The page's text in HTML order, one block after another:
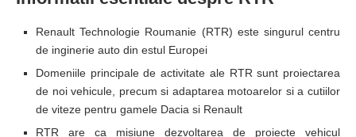
Renault Technologie Roumanie (RTR) este singurul centru
de inginerie auto din estul Europei
Domeniile principale de activitate ale RTR sunt proiectarea
de noi vehicule, precum si adaptarea motoarelor si a cutiilor
de viteze pentru gamele Dacia si Renault
RTR are ca misiune dezvoltarea de proiecte vehicul